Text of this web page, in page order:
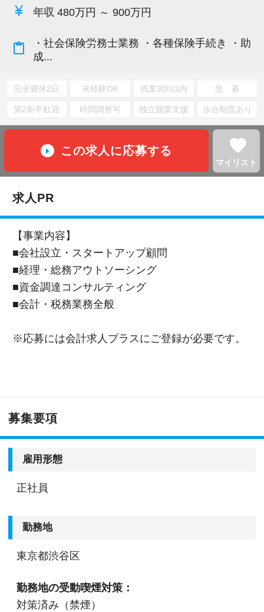
currency_yen 年収 480万円 ～ 900万円
content_paste
・社会保険労務士業務 ・各種保険手続き ・助
成...
完全週休2日 未経験OK 残業30h以内 急 募
第2新卒歓迎 時間調整可 独立開業支援 歩合制度あり
この求人に応募する favorite
マイリスト
求人PR
【事業内容】
■会社設立・スタートアップ顧問
■経理・総務アウトソーシング
■資金調達コンサルティング
■会計・税務業務全般
※応募には会計求人プラスにご登録が必要です。
募集要項
雇用形態
正社員
勤務地
東京都渋谷区
勤務地の受動喫煙対策：
対策済み（禁煙）